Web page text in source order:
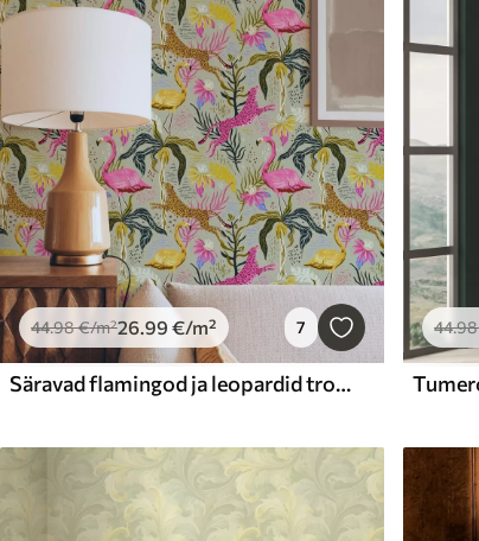
44.98€/m²26.99 €/m² 7
Säravad flamingod ja leopardid troopiliste taimede keskel
44.98